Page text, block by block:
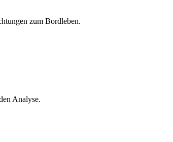
zum Bordleben.
Analyse.